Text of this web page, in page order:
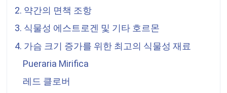
2. 약간의 면책 조항
3. 식물성 에스트로겐 및 기타 호르몬
4. 가슴 크기 증가를 위한 최고의 식물성 재료
Pueraria Mirifica
레드 클로버